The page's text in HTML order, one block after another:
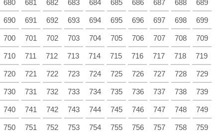
680 681 682 683 684 685 686 687 688 689
690 691 692 693 694 695 696 697 698 699
700 701 702 703 704 705 706 707 708 709
710 711 712 713 714 715 716 717 718 719
720 721 722 723 724 725 726 727 728 729
730 731 732 733 734 735 736 737 738 739
740 741 742 743 744 745 746 747 748 749
750 751 752 753 754 755 756 757 758 759